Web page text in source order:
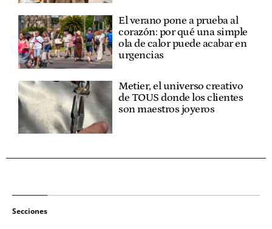
El verano pone a prueba al
corazón: por qué una simple
ola de calor puede acabar en
urgencias
Metier, el universo creativo
de TOUS donde los clientes
son maestros joyeros
Secciones